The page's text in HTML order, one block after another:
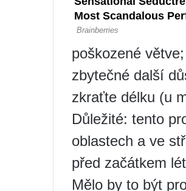
poškozené větve;
zbytečné další
zkraťte délku (u
Důležité: tento
oblastech a ve
před začátkem
Mělo by to být